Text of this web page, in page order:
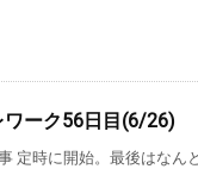
ワーク56日目(6/26)
定時に開始。最後はなん